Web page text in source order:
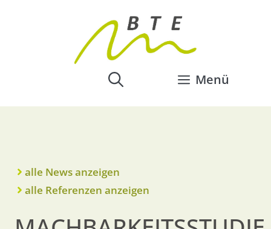
Menü
alle News anzeigen
alle Referenzen anzeigen